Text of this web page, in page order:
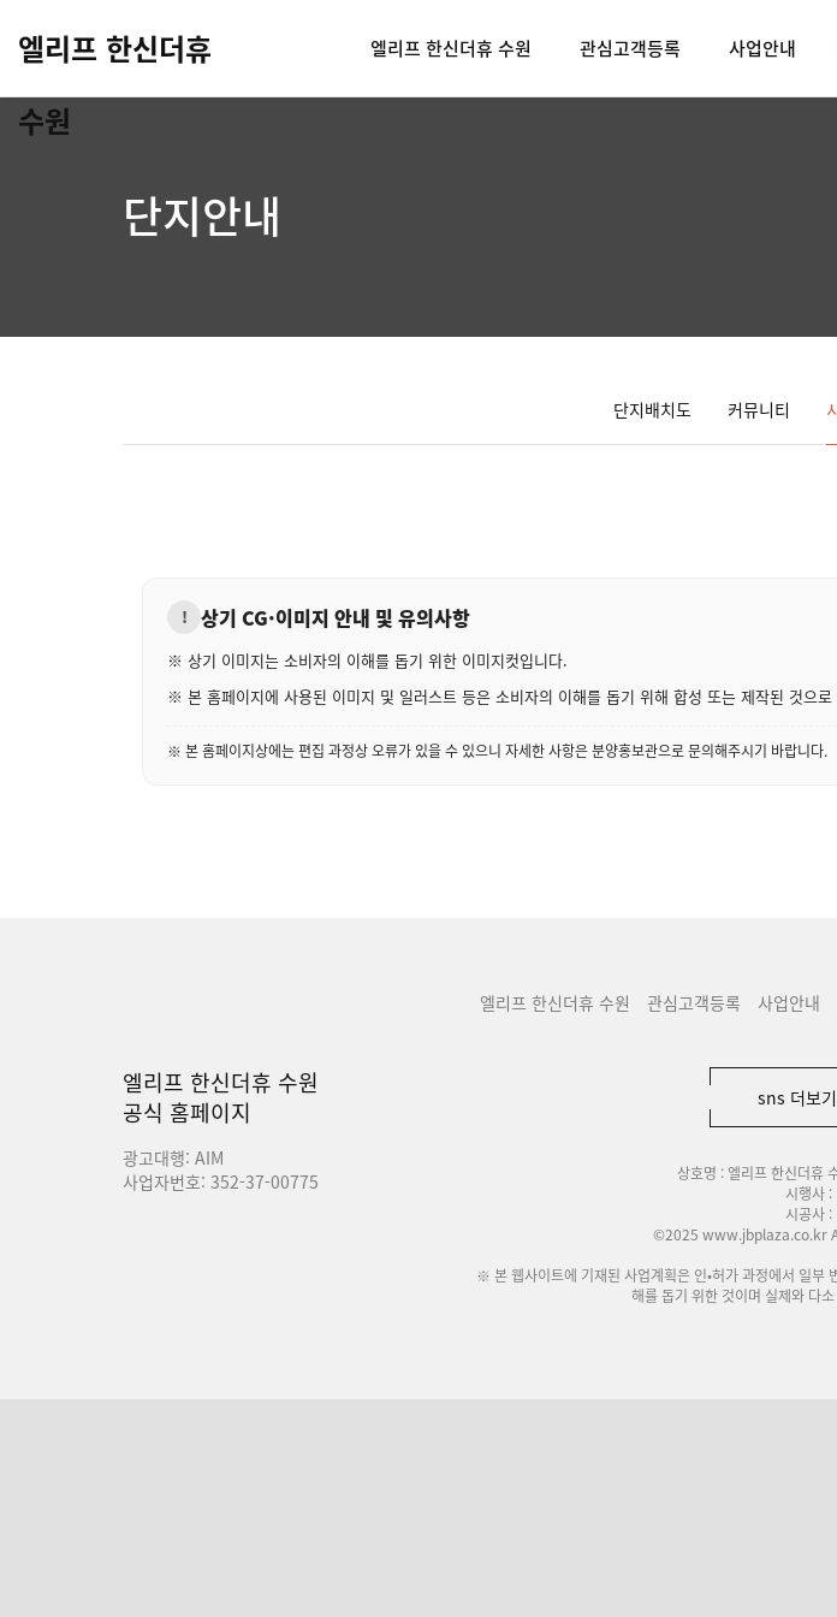
엘리프 한신더휴
수원
엘리프 한신더휴 수원 관심고객등록 사업안내
단지안내
단지배치도 커뮤니티
! 상기 CG·이미지 안내 및 유의사항
※ 상기 이미지는 소비자의 이해를 돕기 위한 이미지컷입니다.
※ 본 홈페이지에 사용된 이미지 및 일러스트 등은 소비자의 이해를 돕기 위해 합성 또는 제작된 것으
※ 본 홈페이지상에는 편집 과정상 오류가 있을 수 있으니 자세한 사항은 분양홍보관으로 문의해주시기 바랍니다.
엘리프 한신더휴 수원 관심고객등록 사업안내
엘리프 한신더휴 수원
공식 홈페이지
광고대행: AIM
사업자번호: 352-37-00775
sns 더보기
상호명 : 엘리프 한신더휴
시행사 :
시공사 :
©2025 www.jbplaza.co.kr
※ 본 웹사이트에 기재된 사업계획은 인•허가 과정에서 일부
해를 돕기 위한 것이며 실제와 다